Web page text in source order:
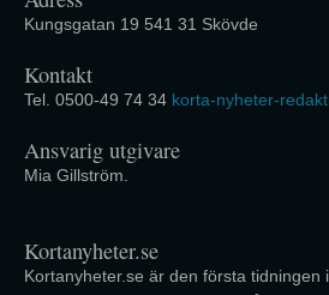
Kungsgatan 19 541 31 Skövde
Kontakt
Tel. 0500-49 74 34 korta-nyheter-
Ansvarig utgivare
Mia Gillström.
Kortanyheter.se
Kortanyheter.se är den första tidningen